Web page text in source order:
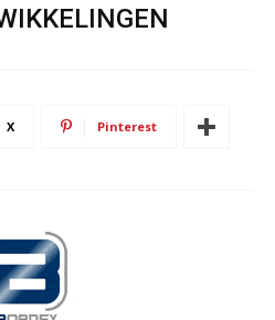
X Pinterest